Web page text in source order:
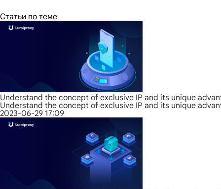
Статьи по теме
Understand the concept of exclusive IP and its unique
Understand the concept of exclusive IP and its unique
2023-06-29 17:09